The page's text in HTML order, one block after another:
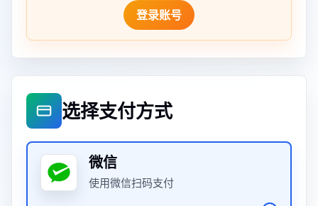
登录账号
选择支付方式
微信
使用微信扫码支付